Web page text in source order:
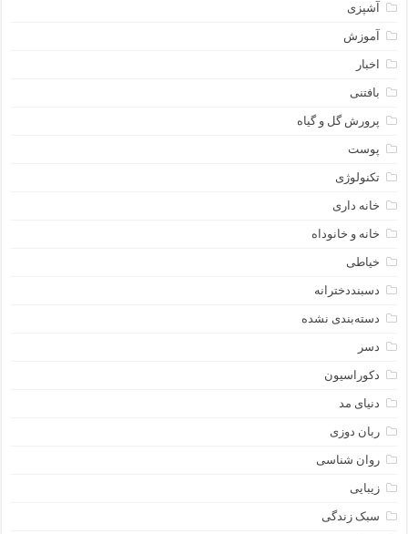
آشپزی
آموزش
اخبار
بافتنی
پرورش گل و گیاه
پوست
تکنولوژی
خانه داری
خانه و خانوداه
خیاطی
دسبنددخترانه
دسته‌بندی نشده
دسر
دکوراسیون
دنیای مد
ربان دوزی
روان شناسی
زیبایی
سبک زندگی